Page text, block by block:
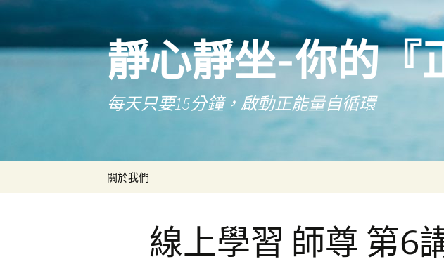
靜心靜坐-你的『
每天只要15分鐘，啟動正能量自循環
關於我們
線上學習 師尊 第6